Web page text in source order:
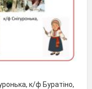
к/ф Буратіно,